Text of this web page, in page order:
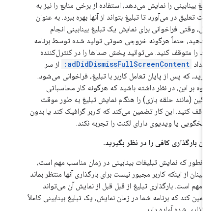
بینابینی را نمایش می‌دهد، استفاده از برخی منابع را نیز به
تعلیق در می‌آورد تا تبلیغ بتواند از آنها بهره ببرد. به عنوان
وقتی فراخوانی برای نمایش یک تبلیغ بینابینی انجام
حتماً هرگونه خروجی صوتی تولید شده توسط برنامه
را متوقف کنید. می‌توانید پخش صداها را در کنترل‌کننده
adDidDismissFullScreenContent:
از سر
که پس از پایان تعامل کاربر با تبلیغ، فراخوانی می‌شود.
بر این، در نظر داشته باشید که هرگونه کار محاسباتی
(مانند حلقه بازی) را هنگام نمایش تبلیغ به طور موقت
کنید. این کار تضمین می‌کند که کاربر گرافیک کند یا بدون
یا ویدیوی دارای لکنت را تجربه نکند.
بارگذاری کافی را در نظر بگیرید.
که نمایش تبلیغات بینابینی در زمان مناسب مهم است،
از اینکه کاربر مجبور نیست برای بارگذاری آنها منتظر بماند
مهم است. بارگذاری تبلیغ از قبل قبل از نمایش آن می‌تواند
کند که برنامه شما در زمان نمایش، یک تبلیغ بینابینی کاملاً